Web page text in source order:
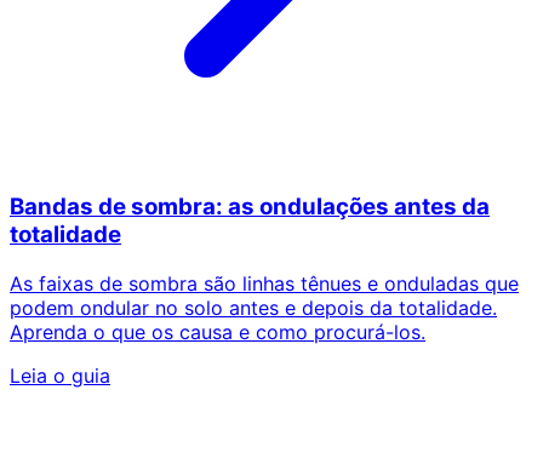
Bandas de sombra: as ondulações antes da
totalidade
As faixas de sombra são linhas tênues e onduladas que
podem ondular no solo antes e depois da totalidade.
Aprenda o que os causa e como procurá-los.
Leia o guia